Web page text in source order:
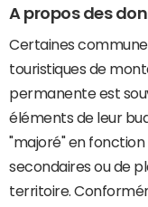
A propos des
Certaines
touristiques de
permanente est
éléments de leur
"majoré" en
secondaires ou de
territoire.